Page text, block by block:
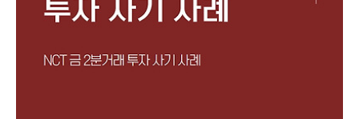
리지 거래, 해외 선물 등으로 고수익을 얻을 수 있다며 피해자
들에게 접근한 뒤 피해자들을 속여 투..